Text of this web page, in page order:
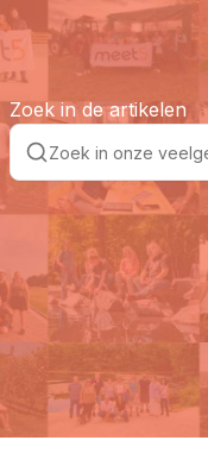
Zoek in de artikelen